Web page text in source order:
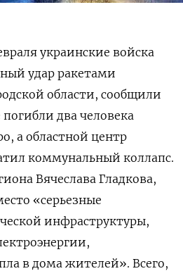
украинские войска
удар ракетами
области, сообщили
погибли два человека
а областной центр
коммунальный коллапс.
Вячеслава Гладкова,
«серьезные
инфраструктуры,
в дома жителей». Всего,